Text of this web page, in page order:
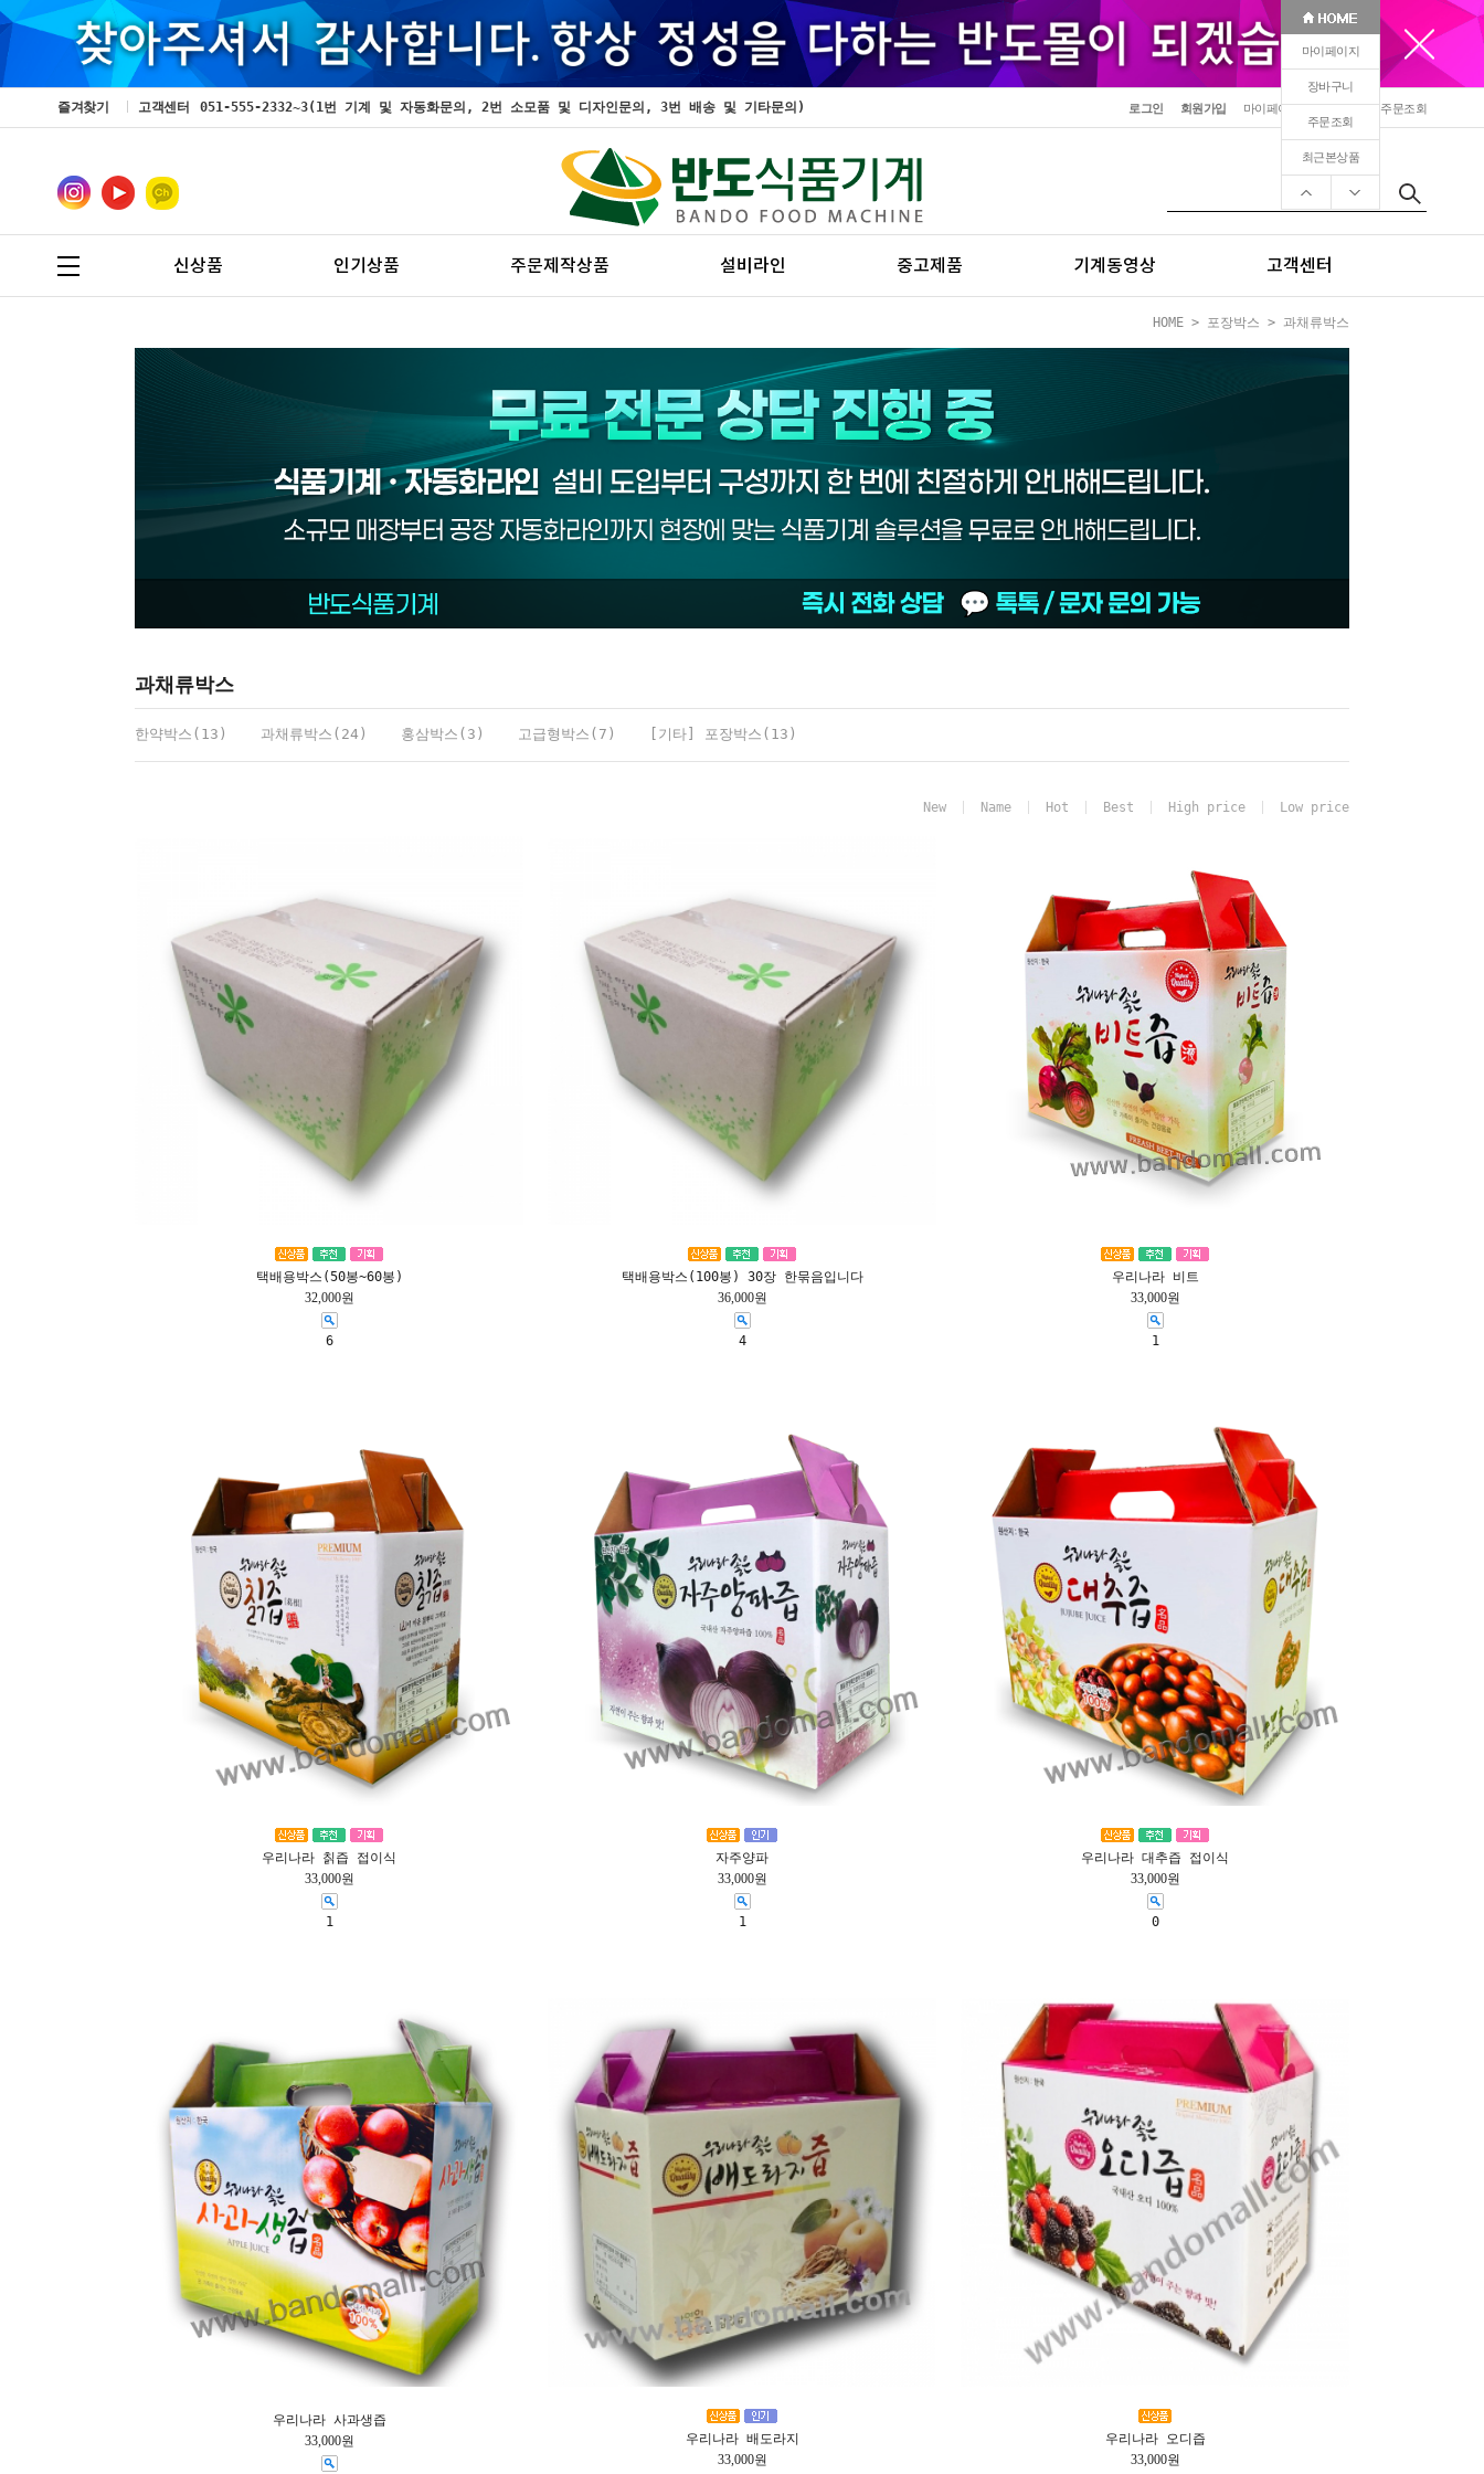
마이페이지
장바구니
주문조회
최근본상품
즐겨찾기 고객센터 051-555-2332~3(1번 기계 및 자동화문의, 2번 소모품 및 디자인문의, 3번 배송 및 기타문의) 로그인 회원가입 마이페이지 장바구니 주문조회
신상품 인기상품 주문제작상품 설비라인 중고제품 기계동영상 고객센터
HOME > 포장박스 > 과채류박스
과채류박스
한약박스(13) 과채류박스(24) 홍삼박스(3) 고급형박스(7) [기타] 포장박스(13)
New Name Hot Best High price Low price
택배용박스(50봉~60봉)
32,000원
6
택배용박스(100봉) 30장 한묶음입니다
36,000원
4
우리나라 비트
33,000원
1
우리나라 칡즙 접이식
33,000원
1
자주양파
33,000원
1
우리나라 대추즙 접이식
33,000원
0
우리나라 사과생즙
33,000원
우리나라 배도라지
33,000원
우리나라 오디즙
33,000원